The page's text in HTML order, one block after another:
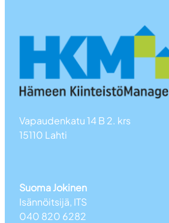
Vapaudenkatu 14 B 2. krs
15110 Lahti
Suoma Jokinen
Isännöitsijä, ITS
040 820 6282